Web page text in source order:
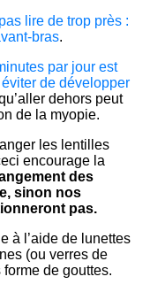
lire de trop près :
bras.
par jour est
de développer
dehors peut
de la myopie.
les lentilles
encourage la
des
sinon nos
pas.
à l’aide de lunettes
(ou verres de
de gouttes.